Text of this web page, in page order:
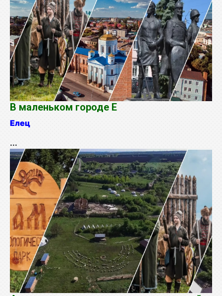
В маленьком городе Е
Елец
...